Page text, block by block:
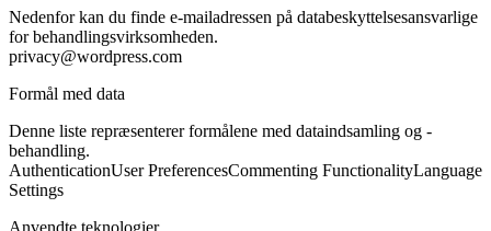
Nedenfor kan du finde e-mailadressen på databeskyttelsesansvarlige
for behandlingsvirksomheden.
privacy@wordpress.com
Formål med data
Denne liste repræsenterer formålene med dataindsamling og -
behandling.
AuthenticationUser PreferencesCommenting FunctionalityLanguage
Settings
Anvendte teknologier